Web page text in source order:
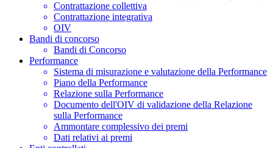
Contrattazione collettiva
Contrattazione integrativa
OIV
Bandi di concorso
Bandi di Concorso
Performance
Sistema di misurazione e valutazione della Performance
Piano della Performance
Relazione sulla Performance
Documento dell'OIV di validazione della Relazione
sulla Performance
Ammontare complessivo dei premi
Dati relativi ai premi